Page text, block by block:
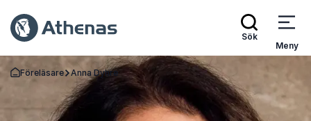
Sök
Meny
Gå tillbaka till startsidan
Föreläsare Anna Dyhre